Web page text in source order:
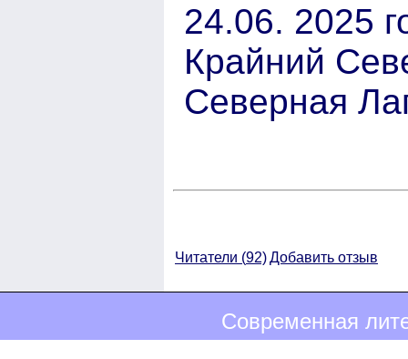
24.06. 2025
Крайний
Северная
Читатели (92)Добавить отзыв
Современная